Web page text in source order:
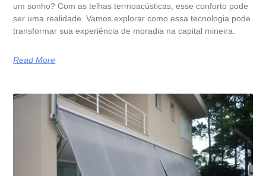
um sonho? Com as telhas termoacústicas, esse conforto pode
ser uma realidade. Vamos explorar como essa tecnologia pode
transformar sua experiência de moradia na capital mineira.
Read More